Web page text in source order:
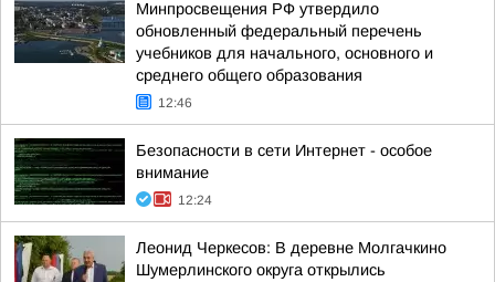
Минпросвещения РФ утвердило
обновленный федеральный перечень
учебников для начального, основного и
среднего общего образования
12:46
Безопасности в сети Интернет - особое
внимание
12:24
Леонид Черкесов: В деревне Молгачкино
Шумерлинского округа открылись